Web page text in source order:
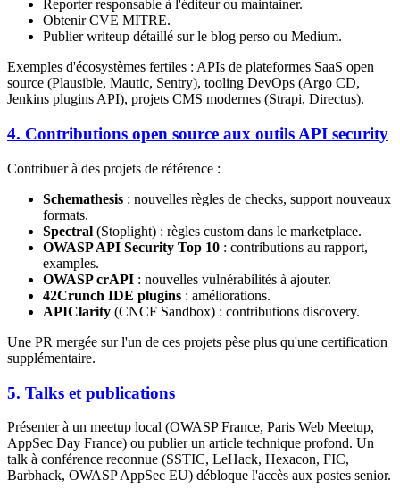
Reporter responsable à l'éditeur ou maintainer.
Obtenir CVE MITRE.
Publier writeup détaillé sur le blog perso ou Medium.
Exemples d'écosystèmes fertiles : APIs de plateformes SaaS open
source (Plausible, Mautic, Sentry), tooling DevOps (Argo CD,
Jenkins plugins API), projets CMS modernes (Strapi, Directus).
4. Contributions open source aux outils API security
Contribuer à des projets de référence :
Schemathesis : nouvelles règles de checks, support nouveaux
formats.
Spectral (Stoplight) : règles custom dans le marketplace.
OWASP API Security Top 10 : contributions au rapport,
examples.
OWASP crAPI : nouvelles vulnérabilités à ajouter.
42Crunch IDE plugins : améliorations.
APIClarity (CNCF Sandbox) : contributions discovery.
Une PR mergée sur l'un de ces projets pèse plus qu'une certification
supplémentaire.
5. Talks et publications
Présenter à un meetup local (OWASP France, Paris Web Meetup,
AppSec Day France) ou publier un article technique profond. Un
talk à conférence reconnue (SSTIC, LeHack, Hexacon, FIC,
Barbhack, OWASP AppSec EU) débloque l'accès aux postes senior.